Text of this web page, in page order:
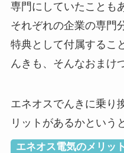
専門にしていたことも
それぞれの企業の専門
特典として付属するこ
んきも、そんなおまけ
エネオスでんきに乗り
リットがあるかという
エネオス電気のメリット